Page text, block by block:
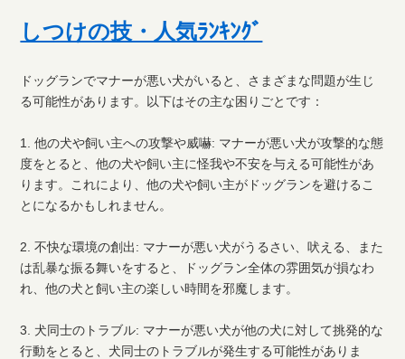
しつけの技・人気ﾗﾝｷﾝｸﾞ
ドッグランでマナーが悪い犬がいると、さまざまな問題が生じ
る可能性があります。以下はその主な困りごとです：
1. 他の犬や飼い主への攻撃や威嚇: マナーが悪い犬が攻撃的な態
度をとると、他の犬や飼い主に怪我や不安を与える可能性があ
ります。これにより、他の犬や飼い主がドッグランを避けるこ
とになるかもしれません。
2. 不快な環境の創出: マナーが悪い犬がうるさい、吠える、また
は乱暴な振る舞いをすると、ドッグラン全体の雰囲気が損なわ
れ、他の犬と飼い主の楽しい時間を邪魔します。
3. 犬同士のトラブル: マナーが悪い犬が他の犬に対して挑発的な
行動をとると、犬同士のトラブルが発生する可能性がありま